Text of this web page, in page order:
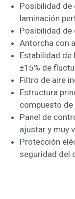
Posibilidad de
laminación
Posibilidad
Antorcha con
Estabilidad
±15% de
Filtro de aire
Estructura
compuesto de
Panel de
ajustar y muy
Protección
seguridad del